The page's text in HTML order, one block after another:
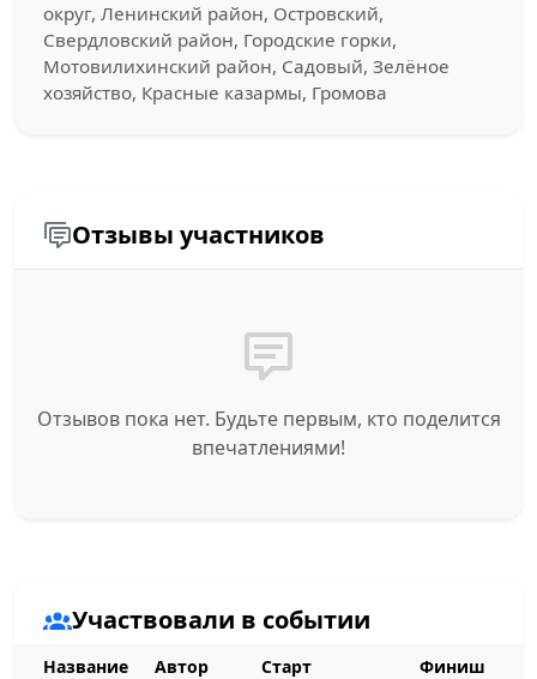
округ, Ленинский район, Островский,
Свердловский район, Городские горки,
Мотовилихинский район, Садовый, Зелёное
хозяйство, Красные казармы, Громова
Отзывы участников
Отзывов пока нет. Будьте первым, кто поделится
впечатлениями!
Участвовали в событии
Название Автор Старт
Финиш